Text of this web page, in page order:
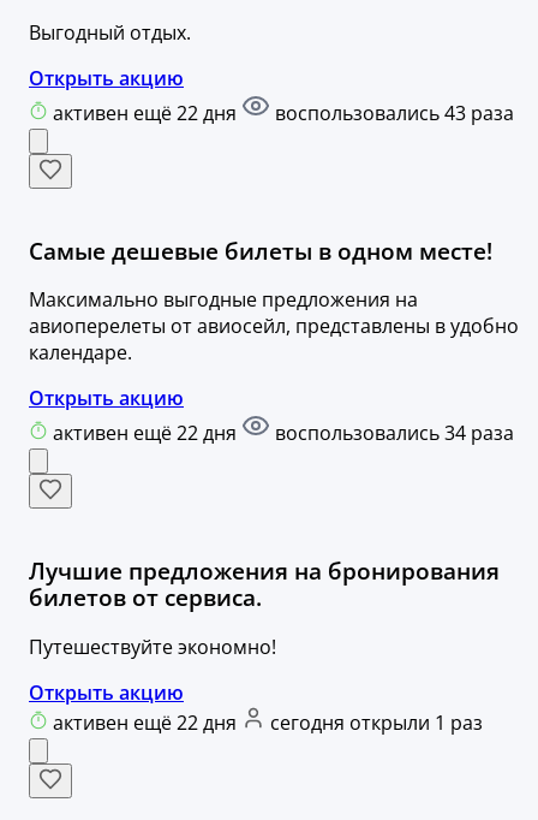
Выгодный отдых.
Открыть акцию
активен ещё 22 дня
воспользовались 43 раза
Самые дешевые билеты в одном месте!
Максимально выгодные предложения на
авиоперелеты от авиосейл, представлены в удобно
календаре.
Открыть акцию
активен ещё 22 дня
воспользовались 34 раза
Лучшие предложения на бронирования
билетов от сервиса.
Путешествуйте экономно!
Открыть акцию
активен ещё 22 дня
сегодня открыли 1 раз